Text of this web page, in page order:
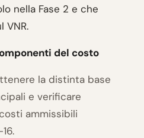
nella Fase 2 e che
VNR.
del costo
la distinta base
e verificare
ammissibili